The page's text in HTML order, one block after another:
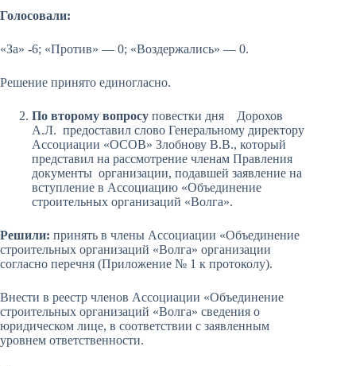
Голосовали:
«За» -6; «Против» — 0; «Воздержались» — 0.
Решение принято единогласно.
По второму вопросу повестки дня Дорохов
А.Л. предоставил слово Генеральному директору
Ассоциации «ОСОВ» Злобнову В.В., который
представил на рассмотрение членам Правления
документы организации, подавшей заявление на
вступление в Ассоциацию «Объединение
строительных организаций «Волга».
Решили: принять в члены Ассоциации «Объединение
строительных организаций «Волга» организации
согласно перечня (Приложение № 1 к протоколу).
Внести в реестр членов Ассоциации «Объединение
строительных организаций «Волга» сведения о
юридическом лице, в соответствии с заявленным
уровнем ответственности.